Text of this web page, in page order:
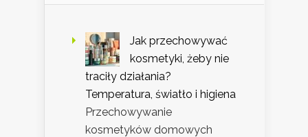
Jak przechowywać
kosmetyki, żeby nie
traciły działania?
Temperatura, światło i higiena
Przechowywanie
kosmetyków domowych